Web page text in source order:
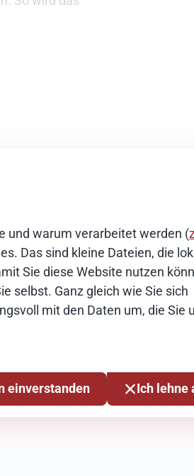
und warum verarbeitet werden (
Das sind kleine Dateien, die
Sie diese Website nutzen
selbst. Ganz gleich wie Sie sich
mit den Daten um, die Sie
einverstanden Ich lehne